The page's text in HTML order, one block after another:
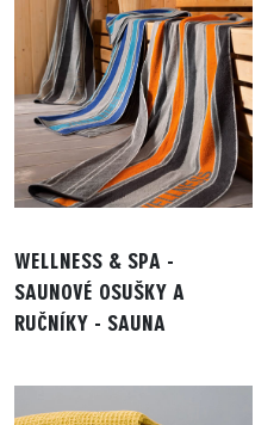
WELLNESS & SPA -
SAUNOVÉ OSUŠKY A
RUČNÍKY - SAUNA